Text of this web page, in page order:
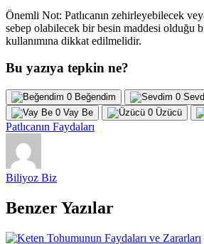
Önemli Not: Patlıcanın zehirleyebilecek
sebep olabilecek bir besin maddesi olduğu
kullanımına dikkat edilmelidir.
Bu yazıya tepkin ne?
0 Beğendim 0
0 Vay Be 0 Üzücü
Patlıcanın Faydaları
Biliyoz Biz
Benzer Yazılar